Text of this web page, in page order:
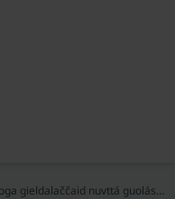
Eanodaga, Anára ja Ohcejoga gieldalaččaid nuvttá guolástanlohpi